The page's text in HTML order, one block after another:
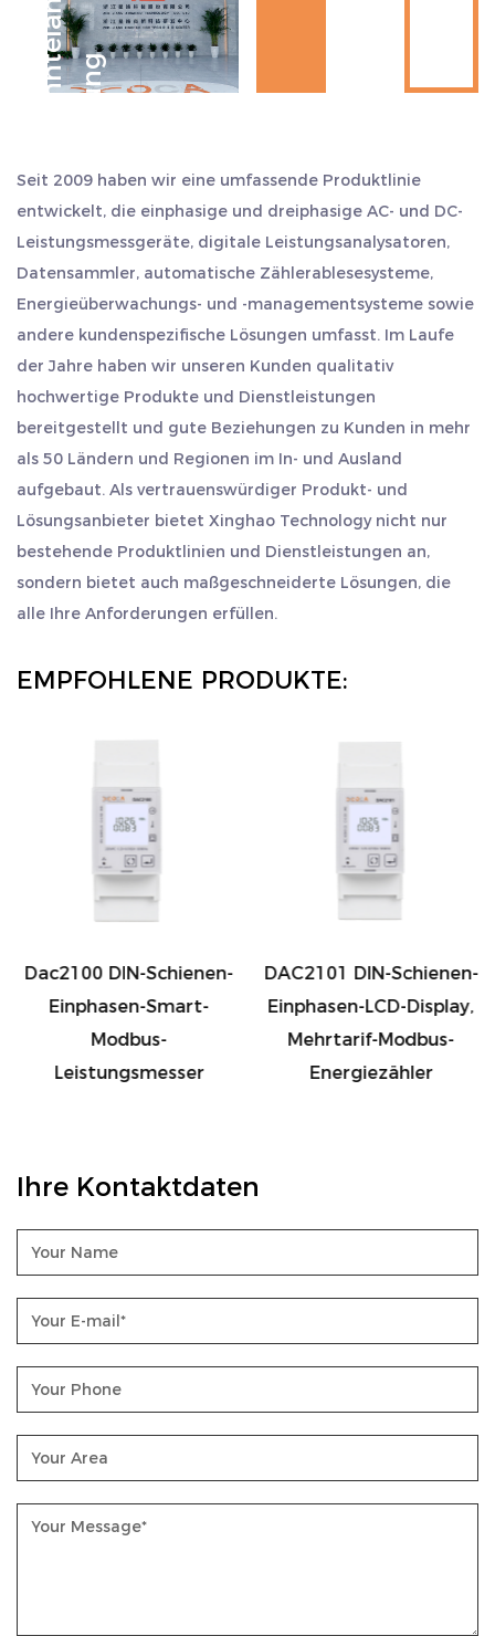
bieten.
Wohngemeinschaften: Dieser Energiezähler ist
können Bewohner ihre Strombudgets flexibel
verwalten, Rückstände bei der Stromrechnung
vermeiden und die Pünktlichkeit der Zahlung
verbessern.
Öffentliche Einrichtungen: In öffentlichen
Beleuchtungs-, Überwachungssystemen und
Energiezähler genaue
Stromverbrauchsaufzeichnungen liefern, den
zuständigen Abteilungen helfen, öffentliche
Ressourcen effizient zu verwalten und das
Serviceniveau zu verbessern.
leistungsstarke Überwachungsfunktionen, sondern
langlebiges Gehäusedesign und hohe
Sicherheitsstandards gewährleisten den langfristig
stabilen Betrieb der Geräte. Das Produkt
was die Integration in intelligente
Steuerungssysteme erleichtert, um ein
Das Unternehmen liegt strategisch günstig in der Mitte
von Hangzhou, Ningbo und Shanghai, in der Nähe des
Schifffahrtshafens. Der Export ist bequem und spart
und Pragmatismus, Beharrlichkeit, Teamarbeit und
Selbsttranszendenz“ fest. Wir heißen Kunden im In- und
Ausland herzlich willkommen, uns zu besuchen, sich
gemeinsam weiterzuentwickeln und Brillanz zu schaffen.
J
a
h
r
z
e
h
nt
e
l
a
n
g
e
E
r
f
a
h
r
u
ng
Seit 2009 haben wir eine umfassende Produktlinie
entwickelt, die einphasige und dreiphasige AC- und DC-
Leistungsmessgeräte, digitale Leistungsanalysatoren,
Datensammler, automatische Zählerablesesysteme,
Energieüberwachungs- und -managementsysteme sowie
andere kundenspezifische Lösungen umfasst. Im Laufe
der Jahre haben wir unseren Kunden qualitativ
hochwertige Produkte und Dienstleistungen
bereitgestellt und gute Beziehungen zu Kunden in mehr
als 50 Ländern und Regionen im In- und Ausland
aufgebaut. Als vertrauenswürdiger Produkt- und
Lösungsanbieter bietet Xinghao Technology nicht nur
bestehende Produktlinien und Dienstleistungen an,
sondern bietet auch maßgeschneiderte Lösungen, die
alle Ihre Anforderungen erfüllen.
EMPFOHLENE PRODUKTE:
Dac2100 DIN-Schienen-
Einphasen-Smart-
Modbus-
Leistungsmesser
DAC2101 DIN-Schienen-
Einphasen-LCD-Display,
Mehrtarif-Modbus-
Energiezähler
Ihre Kontaktdaten